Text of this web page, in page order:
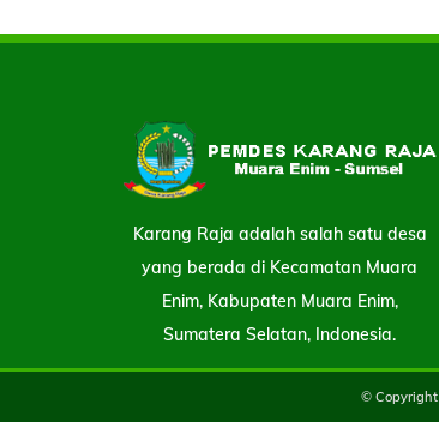
Karang Raja adalah salah satu desa
yang berada di Kecamatan Muara
Enim, Kabupaten Muara Enim,
Sumatera Selatan, Indonesia.
© Copyright